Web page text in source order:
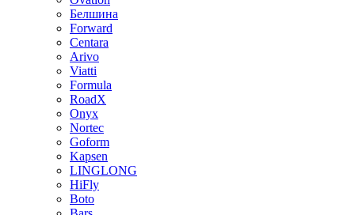
Белшина
Forward
Centara
Arivo
Viatti
Formula
RoadX
Onyx
Nortec
Goform
Kapsen
LINGLONG
HiFly
Boto